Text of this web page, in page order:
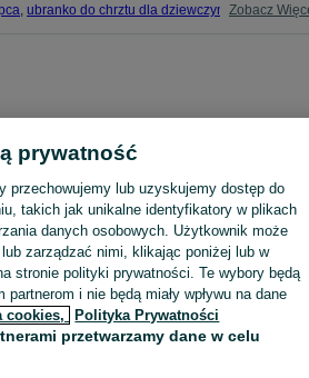
, ubranko do chrztu dla dziewczynki,ubranko
Zobacz
prywatność
przechowujemy lub uzyskujemy dostęp do
takich jak unikalne identyfikatory w plikach
danych osobowych. Użytkownik może
zarządzać nimi, klikając poniżej lub w
stronie polityki prywatności. Te wybory będą
i nie będą miały wpływu na dane
cookies, Polityka Prywatności
przetwarzamy dane w celu